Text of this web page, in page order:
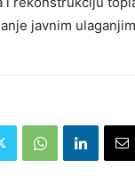
javnim